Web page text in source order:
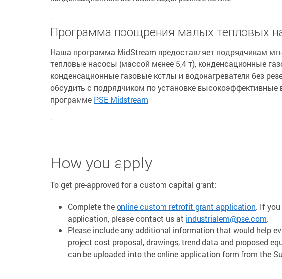
.
Программа поощрения малых тепловых
Наша программа MidStream предоставляет подрядчикам
тепловые насосы (массой менее 5,4 т), конденсационные
конденсационные газовые котлы и водонагреватели без
обсудить с подрядчиком по установке высокоэффективные
программе PSE Midstream
.
How you apply
To get pre-approved for a custom capital grant:
Complete theonline custom retrofit grant application. If
application, please contact us at industrialem@pse.com.
Please include any additional information that would help
project cost proposal, drawings, trend data and proposed
can be uploaded into the online application form from the